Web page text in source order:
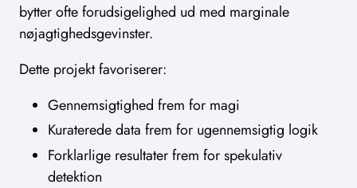
bytter ofte forudsigelighed ud med marginale
nøjagtighedsgevinster.
Dette projekt favoriserer:
Gennemsigtighed frem for magi
Kuraterede data frem for ugennemsigtig logik
Forklarlige resultater frem for spekulativ
detektion